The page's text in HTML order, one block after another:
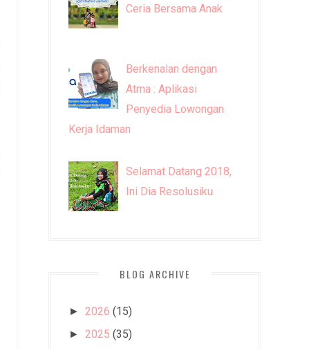
Ceria Bersama Anak
Berkenalan dengan
Atma : Aplikasi
Penyedia Lowongan
Kerja Idaman
Selamat Datang 2018,
Ini Dia Resolusiku
BLOG ARCHIVE
► 2026 (15)
► 2025 (35)